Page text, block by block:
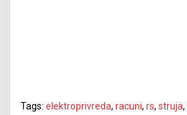
Tags: elektroprivreda, racuni, rs, struja,